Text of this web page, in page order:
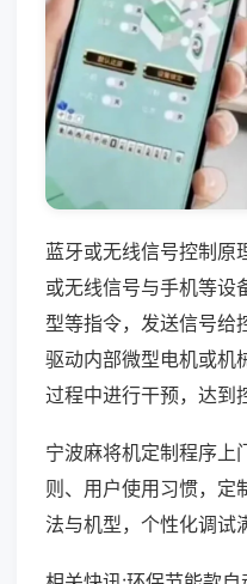
蓝牙或无线信号控制原
或无线信号与手机等设
型等指令，发送信号给
驱动内部微型电机或机
过程中进行干预，达到
宁波麻将机定制程序上
则、用户使用习惯，定
法与机型，个性化调试